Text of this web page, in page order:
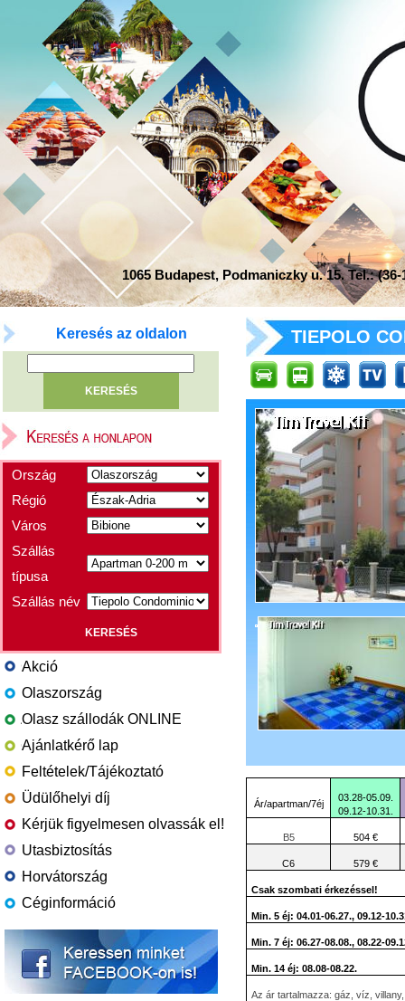
1065 Budapest, Podmaniczky u. 15. Tel.:
TIEPOLO
Ár/apartman/7éj
03.28-05.09.
09.12-10.31.
B5 504 €
C6 579 €
Csak szombati érkezéssel!
Min. 5 éj: 04.01-06.27., 09.12-
Min. 7 éj: 06.27-08.08., 08.22-
Min. 14 éj: 08.08-08.22.
Az ár tartalmazza: gáz, víz,
Keresés az oldalon
Ország
Régió
Város
Szállás
típusa
Szállás név
Akció
Olaszország
Olasz szállodák ONLINE
Ajánlatkérő lap
Feltételek/Tájékoztató
Üdülőhelyi díj
Kérjük figyelmesen olvassák el!
Utasbiztosítás
Horvátország
Céginformáció